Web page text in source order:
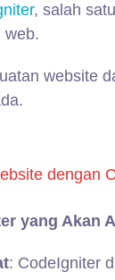
, salah
web.
website
yang Akan
: CodeIgniter